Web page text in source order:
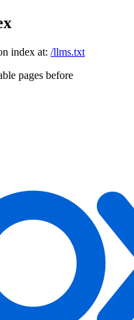
index at: /llms.txt
pages before